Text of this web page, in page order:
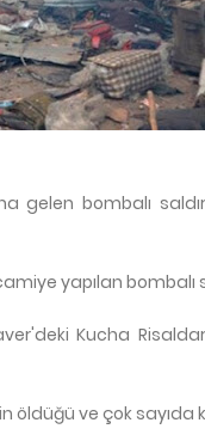
gelen bombalı
yapılan bombalı
Kucha
öldüğü ve çok sayıda